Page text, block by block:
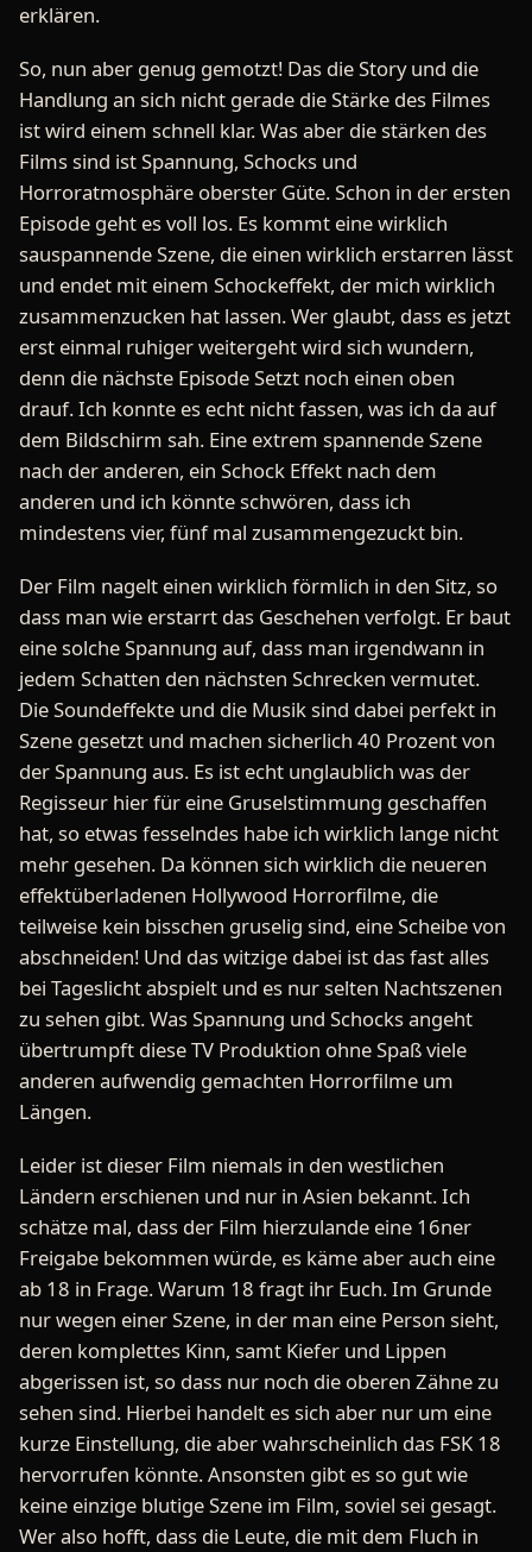
erklären.
So, nun aber genug gemotzt! Das die Story und die
Handlung an sich nicht gerade die Stärke des Filmes
ist wird einem schnell klar. Was aber die stärken des
Films sind ist Spannung, Schocks und
Horroratmosphäre oberster Güte. Schon in der ersten
Episode geht es voll los. Es kommt eine wirklich
sauspannende Szene, die einen wirklich erstarren lässt
und endet mit einem Schockeffekt, der mich wirklich
zusammenzucken hat lassen. Wer glaubt, dass es jetzt
erst einmal ruhiger weitergeht wird sich wundern,
denn die nächste Episode Setzt noch einen oben
drauf. Ich konnte es echt nicht fassen, was ich da auf
dem Bildschirm sah. Eine extrem spannende Szene
nach der anderen, ein Schock Effekt nach dem
anderen und ich könnte schwören, dass ich
mindestens vier, fünf mal zusammengezuckt bin.
Der Film nagelt einen wirklich förmlich in den Sitz, so
dass man wie erstarrt das Geschehen verfolgt. Er baut
eine solche Spannung auf, dass man irgendwann in
jedem Schatten den nächsten Schrecken vermutet.
Die Soundeffekte und die Musik sind dabei perfekt in
Szene gesetzt und machen sicherlich 40 Prozent von
der Spannung aus. Es ist echt unglaublich was der
Regisseur hier für eine Gruselstimmung geschaffen
hat, so etwas fesselndes habe ich wirklich lange nicht
mehr gesehen. Da können sich wirklich die neueren
effektüberladenen Hollywood Horrorfilme, die
teilweise kein bisschen gruselig sind, eine Scheibe von
abschneiden! Und das witzige dabei ist das fast alles
bei Tageslicht abspielt und es nur selten Nachtszenen
zu sehen gibt. Was Spannung und Schocks angeht
übertrumpft diese TV Produktion ohne Spaß viele
anderen aufwendig gemachten Horrorfilme um
Längen.
Leider ist dieser Film niemals in den westlichen
Ländern erschienen und nur in Asien bekannt. Ich
schätze mal, dass der Film hierzulande eine 16ner
Freigabe bekommen würde, es käme aber auch eine
ab 18 in Frage. Warum 18 fragt ihr Euch. Im Grunde
nur wegen einer Szene, in der man eine Person sieht,
deren komplettes Kinn, samt Kiefer und Lippen
abgerissen ist, so dass nur noch die oberen Zähne zu
sehen sind. Hierbei handelt es sich aber nur um eine
kurze Einstellung, die aber wahrscheinlich das FSK 18
hervorrufen könnte. Ansonsten gibt es so gut wie
keine einzige blutige Szene im Film, soviel sei gesagt.
Wer also hofft, dass die Leute, die mit dem Fluch in